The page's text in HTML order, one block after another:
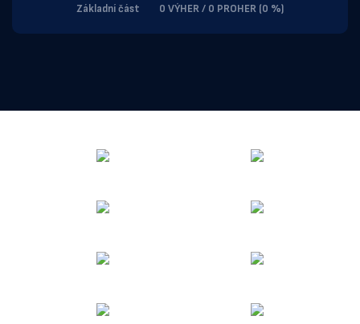
Základní část 0 VÝHER / 0 PROHER (0 %)